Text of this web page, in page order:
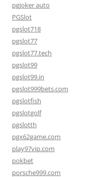
pgjoker auto
PGSlot
pgslot718
pgslot77
pgslot77.tech
pgslot99
pgslot99.in
pgslot999bets.com
pgslotfish
pgslotgolf
pgslotth
pgx62game.com
play97vip.com
pokbet
porsche999.com